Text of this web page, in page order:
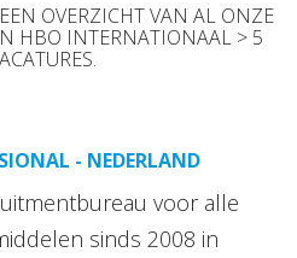
OVERZICHT VAN AL ONZE
HBO INTERNATIONAAL > 5
- NEDERLAND
voor alle
sinds 2008 in